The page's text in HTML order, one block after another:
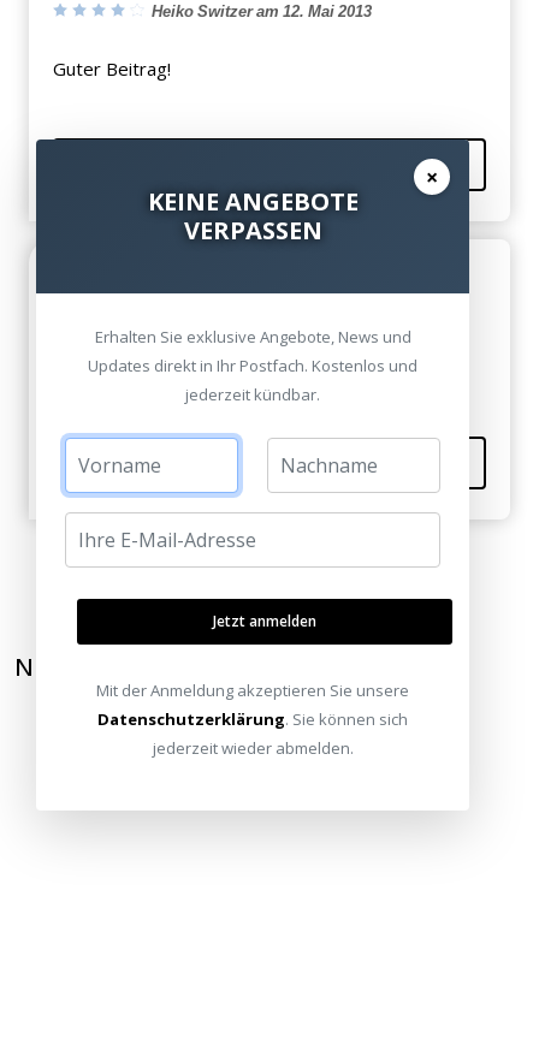
Heiko Switzer am 12. Mai 2013
Guter Beitrag!
Hat mir weitergeholfen! Danke für die Infos!
Kommentieren
NEWSLETTER ABONNIEREN
×
KEINE ANGEBOTE
VERPASSEN
Erhalten Sie exklusive Angebote, News und
Updates direkt in Ihr Postfach. Kostenlos und
jederzeit kündbar.
Jetzt anmelden
Mit der Anmeldung akzeptieren Sie unsere
Datenschutzerklärung. Sie können sich
jederzeit wieder abmelden.